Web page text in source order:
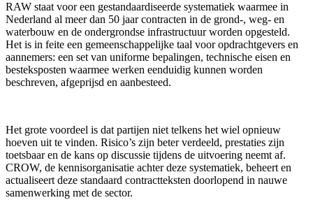
RAW staat voor een gestandaardiseerde systematiek waarmee in
Nederland al meer dan 50 jaar contracten in de grond-, weg- en
waterbouw en de ondergrondse infrastructuur worden opgesteld.
Het is in feite een gemeenschappelijke taal voor opdrachtgevers en
aannemers: een set van uniforme bepalingen, technische eisen en
besteksposten waarmee werken eenduidig kunnen worden
beschreven, afgeprijsd en aanbesteed.
Het grote voordeel is dat partijen niet telkens het wiel opnieuw
hoeven uit te vinden. Risico’s zijn beter verdeeld, prestaties zijn
toetsbaar en de kans op discussie tijdens de uitvoering neemt af.
CROW, de kennisorganisatie achter deze systematiek, beheert en
actualiseert deze standaard contractteksten doorlopend in nauwe
samenwerking met de sector.